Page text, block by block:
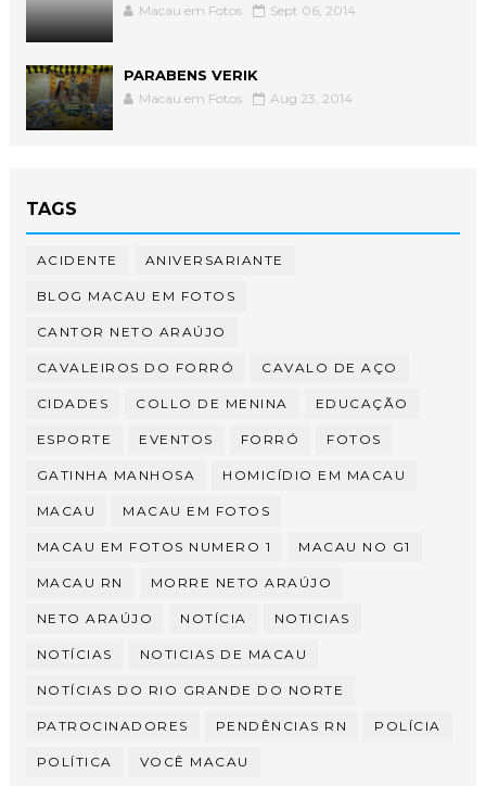
Macau em Fotos Sept 06, 2014
PARABENS VERIK
Macau em Fotos Aug 23, 2014
TAGS
ACIDENTE ANIVERSARIANTE
BLOG MACAU EM FOTOS
CANTOR NETO ARAÚJO
CAVALEIROS DO FORRÓ CAVALO DE AÇO
CIDADES COLLO DE MENINA EDUCAÇÃO
ESPORTE EVENTOS FORRÓ FOTOS
GATINHA MANHOSA HOMICÍDIO EM MACAU
MACAU MACAU EM FOTOS
MACAU EM FOTOS NUMERO 1 MACAU NO G1
MACAU RN MORRE NETO ARAÚJO
NETO ARAÚJO NOTÍCIA NOTICIAS
NOTÍCIAS NOTICIAS DE MACAU
NOTÍCIAS DO RIO GRANDE DO NORTE
PATROCINADORES PENDÊNCIAS RN POLÍCIA
POLÍTICA VOCÊ MACAU